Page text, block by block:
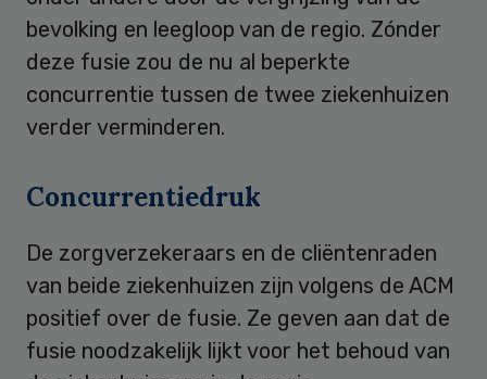
bevolking en leegloop van de regio. Zónder
deze fusie zou de nu al beperkte
concurrentie tussen de twee ziekenhuizen
verder verminderen.
Concurrentiedruk
De zorgverzekeraars en de cliëntenraden
van beide ziekenhuizen zijn volgens de ACM
positief over de fusie. Ze geven aan dat de
fusie noodzakelijk lijkt voor het behoud van